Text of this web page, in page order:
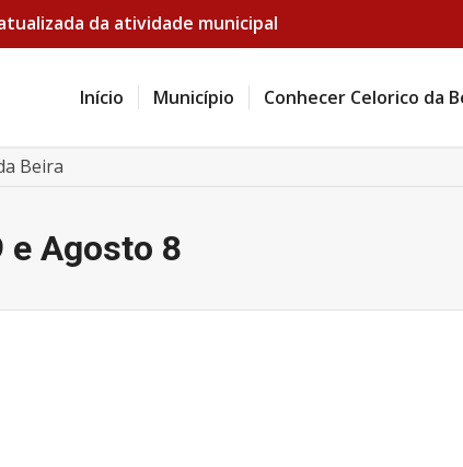
da atividade municipal
Início Município Conhecer Celorico da
Beira
e Agosto 8